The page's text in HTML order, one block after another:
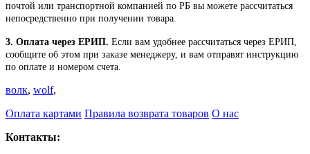
почтой или транспортной компанией по РБ вы можете рассчитаться
непосредственно при получении товара.
3. Оплата через ЕРИП. Если вам удобнее рассчитаться через ЕРИП,
сообщите об этом при заказе менеджеру, и вам отправят инструкцию
по оплате и номером счета.
волк, wolf,
Оплата картами Правила возврата товаров О нас
Контакты: